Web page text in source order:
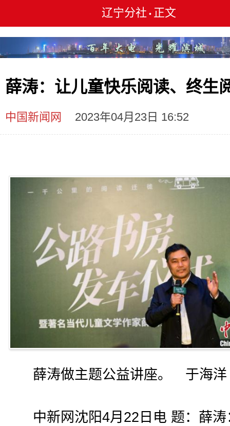
辽宁分社 • 正文
薛涛：让儿童快乐阅读、终生
中国新闻网 2023年04月23日 16:52
薛涛做主题公益讲座。 于海洋
中新网沈阳4月22日电 题：薛涛